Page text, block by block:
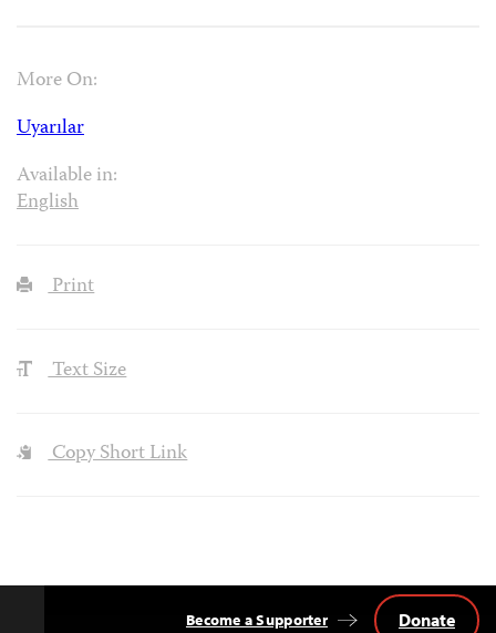
More On:
Uyarılar
Available in:
English
Print
Text Size
Copy Short Link
Become a Supporter Donate